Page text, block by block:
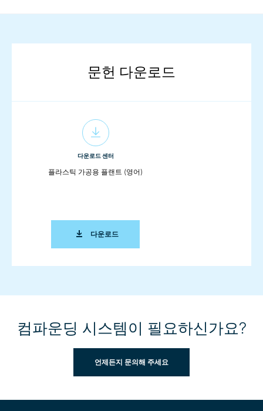
문헌 다운로드
다운로드 센터
플라스틱 가공용 플랜트 (영어)
다운로드
컴파운딩 시스템이 필요하신가요?
언제든지 문의해 주세요